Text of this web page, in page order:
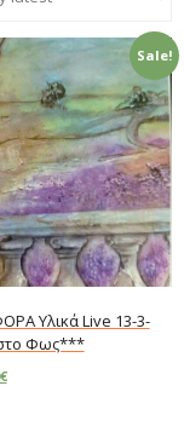
Sale!
Υλικά Live 13-3-
Φως***
€